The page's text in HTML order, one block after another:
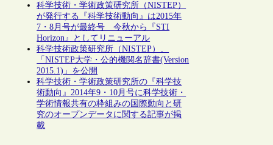
科学技術・学術政策研究所（NISTEP）
が発行する『科学技術動向』は2015年
7・8月号が最終号 今秋から『STI
Horizon』としてリニューアル
科学技術政策研究所（NISTEP）、
「NISTEP大学・公的機関名辞書(Version
2015.1)」を公開
科学技術・学術政策研究所の『科学技
術動向』2014年9・10月号に科学技術・
学術情報共有の枠組みの国際動向と研
究のオープンデータに関する記事が掲
載